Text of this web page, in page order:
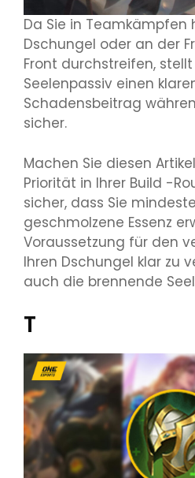
Da Sie in Teamkämpfen
Dschungel oder an der
Front durchstreifen,
Seelenpassiv einen
Schadensbeitrag
sicher.
Machen Sie diesen
Priorität in Ihrer Build -
sicher, dass Sie
geschmolzene Essenz
Voraussetzung für den
Ihren Dschungel klar zu
auch die brennende
T